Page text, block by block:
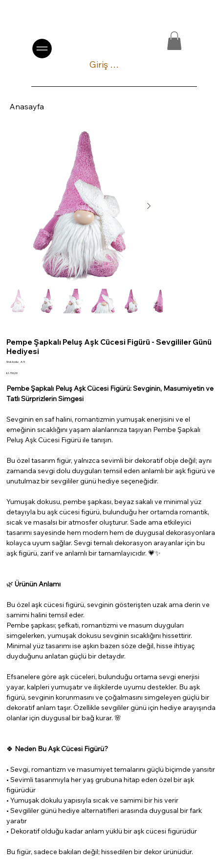
Giriş Yap
Anasayfa
Pempe Şapkalı Peluş Aşk Cücesi Figürü - Sevgililer Günü
Hediyesi
Stok kodu:
Stok
A-5
Fiyat
₺1.700,00
Pembe Şapkalı Peluş Aşk Cücesi Figürü: Sevginin, Masumiyetin ve
Tatlı Sürprizlerin Simgesi
Sevginin en saf halini, romantizmin yumuşak enerjisini ve el
emeğinin sıcaklığını yaşam alanlarınıza taşıyan Pembe Şapkalı
Peluş Aşk Cücesi Figürü ile tanışın.
Bu özel tasarım figür, yalnızca sevimli bir dekoratif obje değil; aynı
zamanda sevgi dolu duyguları temsil eden anlamlı bir aşk figürü ve
unutulmaz bir sevgililer günü hediye seçeneğidir.
Yumuşak dokusu, pembe şapkası, beyaz sakalı ve minimal yüz
detayıyla bu aşk cücesi figürü, bulunduğu her ortamda romantik,
sıcak ve masalsı bir atmosfer oluşturur. Sade ama etkileyici
tasarımı sayesinde hem modern hem de duygusal dekorasyonlara
kolayca uyum sağlar. Sevgi temalı dekorasyon arayanlar için bu
aşk figürü, zarif ve anlamlı bir tamamlayıcıdır. 💗✨
🌿 Ürünün Anlamı
Bu özel aşk cücesi figürü, sevginin gösterişten uzak ama derin ve
samimi halini temsil eder.
Pembe şapkası; şefkati, romantizmi ve masum duyguları
simgelerken, yumuşak dokusu sevginin sıcaklığını hissettirir.
Minimal yüz tasarımı ise aşkın bazen söze değil, hisse ihtiyaç
duyduğunu anlatan güçlü bir detaydır.
Efsanelere göre aşk cüceleri, bulunduğu ortama sevgi enerjisi
yayar, kalpleri yumuşatır ve ilişkilerde uyumu destekler. Bu aşk
figürü, sevginin korunmasını ve çoğalmasını simgeleyen güçlü bir
dekoratif anlam taşır. Özellikle sevgililer günü için hediye arayışında
olanlar için duygusal bir bağ kurar. 🌸
🍀 Neden Bu Aşk Cücesi Figürü?
• Sevgi, romantizm ve masumiyet temalarını güçlü biçimde yansıtır
• Sevimli tasarımıyla her yaş grubuna hitap eden özel bir aşk
figürüdür
• Yumuşak dokulu yapısıyla sıcak ve samimi bir his verir
• Sevgililer günü hediye alternatifleri arasında duygusal bir fark
yaratır
• Dekoratif olduğu kadar anlam yüklü bir aşk cücesi figürüdür
Bu figür, sadece bakılan değil; hissedilen bir dekor ürünüdür.